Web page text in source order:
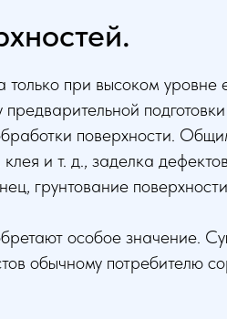
при высоком уровне
поверхности.
и т. д., заделка
грунтование
особое значение.
обычному потребителю